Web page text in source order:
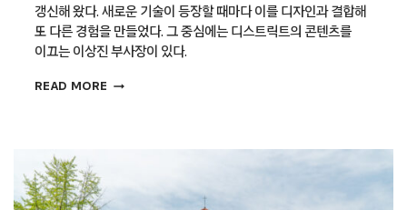
갱신해 왔다. 새로운 기술이 등장할 때마다 이를 디자인과 결합해
또 다른 경험을 만들었다. 그 중심에는 디스트릭트의 콘텐츠를
이끄는 이상진 부사장이 있다.
READ MORE 막,